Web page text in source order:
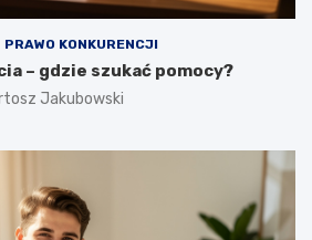
PRAWO KONKURENCJI
– gdzie szukać pomocy?
Jakubowski